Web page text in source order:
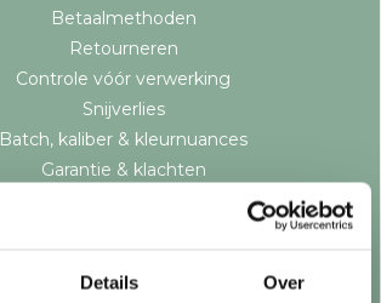
Details Over
Betaalmethoden
Retourneren
Controle vóór verwerking
Snijverlies
Batch, kaliber & kleurnuances
Garantie & klachten
Over TegelStore.nl